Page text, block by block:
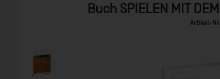
Buch SPIELEN MIT
Artikel-